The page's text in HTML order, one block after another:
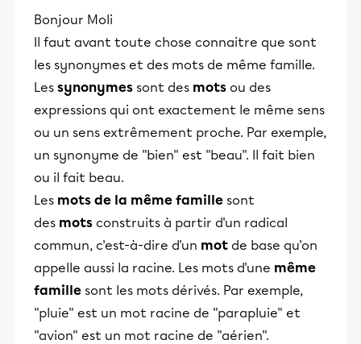
Bonjour Moli
Il faut avant toute chose connaitre que sont
les synonymes et des mots de même famille.
Les synonymes sont des mots ou des
expressions qui ont exactement le même sens
ou un sens extrêmement proche. Par exemple,
un synonyme de "bien" est "beau". Il fait bien
ou il fait beau.
Les mots de la même famille sont
des mots construits à partir d'un radical
commun, c'est-à-dire d'un mot de base qu'on
appelle aussi la racine. Les mots d'une même
famille sont les mots dérivés. Par exemple,
"pluie" est un mot racine de "parapluie" et
"avion" est un mot racine de "aérien".